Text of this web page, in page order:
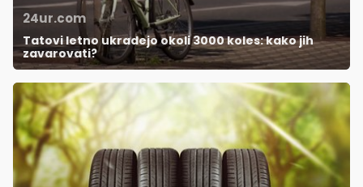
24ur.com
Tatovi letno ukradejo okoli 3000 koles: kako jih
zavarovati?